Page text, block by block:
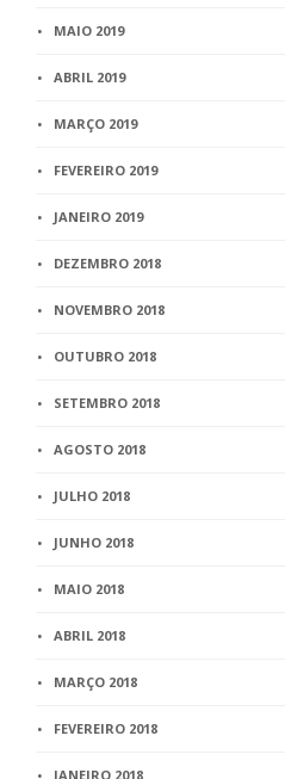
MAIO 2019
ABRIL 2019
MARÇO 2019
FEVEREIRO 2019
JANEIRO 2019
DEZEMBRO 2018
NOVEMBRO 2018
OUTUBRO 2018
SETEMBRO 2018
AGOSTO 2018
JULHO 2018
JUNHO 2018
MAIO 2018
ABRIL 2018
MARÇO 2018
FEVEREIRO 2018
JANEIRO 2018